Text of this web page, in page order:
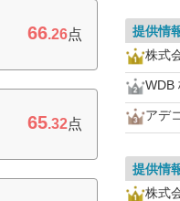
66.26点
65.32点
提供情
株式
WDB
アデ
提供情
株式